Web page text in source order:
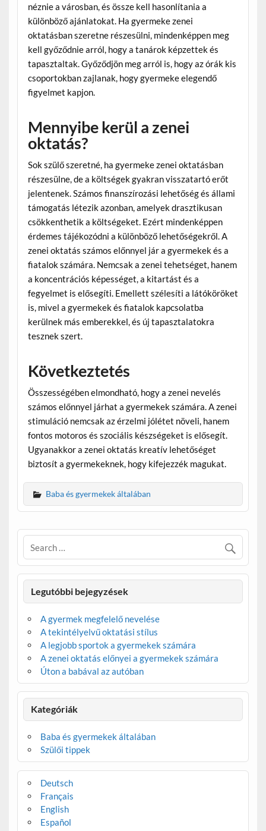
néznie a városban, és össze kell hasonlítania a
különböző ajánlatokat. Ha gyermeke zenei
oktatásban szeretne részesülni, mindenképpen meg
kell győződnie arról, hogy a tanárok képzettek és
tapasztaltak. Győződjön meg arról is, hogy az órák kis
csoportokban zajlanak, hogy gyermeke elegendő
figyelmet kapjon.
Mennyibe kerül a zenei
oktatás?
Sok szülő szeretné, ha gyermeke zenei oktatásban
részesülne, de a költségek gyakran visszatartó erőt
jelentenek. Számos finanszírozási lehetőség és állami
támogatás létezik azonban, amelyek drasztikusan
csökkenthetik a költségeket. Ezért mindenképpen
érdemes tájékozódni a különböző lehetőségekről. A
zenei oktatás számos előnnyel jár a gyermekek és a
fiatalok számára. Nemcsak a zenei tehetséget, hanem
a koncentrációs képességet, a kitartást és a
fegyelmet is elősegíti. Emellett szélesíti a látóköröket
is, mivel a gyermekek és fiatalok kapcsolatba
kerülnek más emberekkel, és új tapasztalatokra
tesznek szert.
Következtetés
Összességében elmondható, hogy a zenei nevelés
számos előnnyel járhat a gyermekek számára. A zenei
stimuláció nemcsak az érzelmi jólétet növeli, hanem
fontos motoros és szociális készségeket is elősegít.
Ugyanakkor a zenei oktatás kreatív lehetőséget
biztosít a gyermekeknek, hogy kifejezzék magukat.
Baba és gyermekek általában
Legutóbbi bejegyzések
A gyermek megfelelő nevelése
A tekintélyelvű oktatási stílus
A legjobb sportok a gyermekek számára
A zenei oktatás előnyei a gyermekek számára
Úton a babával az autóban
Kategóriák
Baba és gyermekek általában
Szülői tippek
Deutsch
Français
English
Español